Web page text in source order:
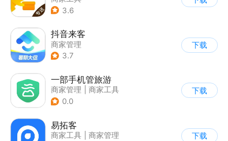
3.6
抖音来客
商家管理
3.7
下载
一部手机管旅游
商家管理
商家工具
| 效率办公
0.0
下载
易拓客
商家工具
商家管理
下载